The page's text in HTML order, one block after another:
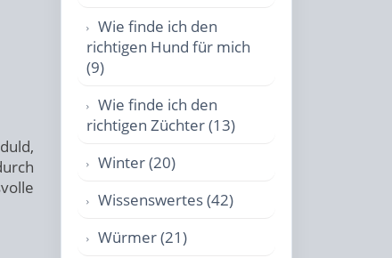
Wie finde ich den
richtigen Hund für mich
(9)
Wie finde ich den
richtigen Züchter (13)
Winter (20)
Wissenswertes (42)
Würmer (21)